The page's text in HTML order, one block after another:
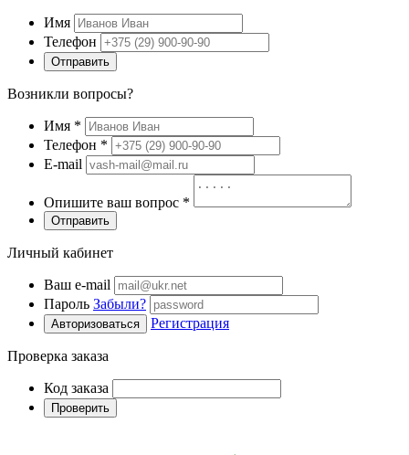
Имя
Телефон
Отправить
Возникли вопросы?
Имя *
Телефон *
E-mail
Опишите ваш вопрос *
Отправить
Личный кабинет
Ваш e-mail
Пароль Забыли?
Авторизоваться Регистрация
Проверка заказа
Код заказа
Проверить